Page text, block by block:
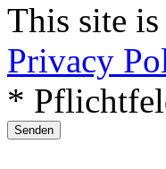
This site
Privacy
*
Senden